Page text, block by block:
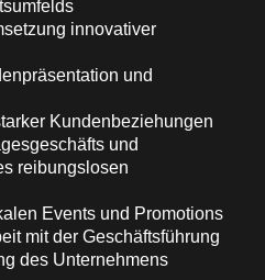
innovativer
und
Kundenbeziehungen
und
reibungslosen
Events und Promotions
mit der Geschäftsführung
des Unternehmens